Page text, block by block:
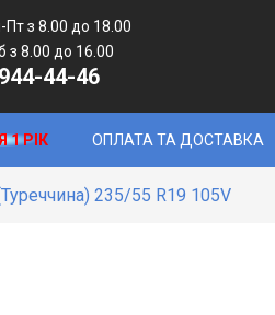
з 8.00 до 18.00
до 16.00
44-46
1 РІК ОПЛАТА ТА ДОСТАВКА
235/55 R19 105V